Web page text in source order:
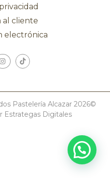
al cliente
electrónica
Pastelería Alcazar 2026©
Estrategas Digitales